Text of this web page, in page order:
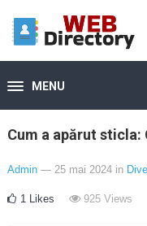
MENU
Cum a apărut
Admin — 25 mai 2024 in
1 Likes 925Views